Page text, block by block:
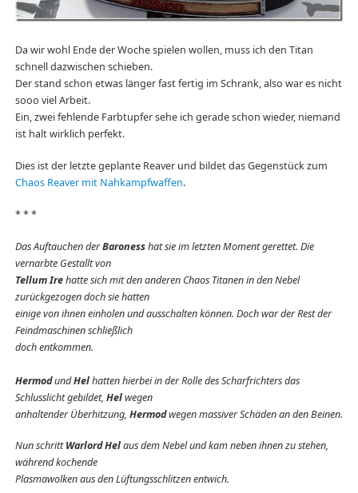
Da wir wohl Ende der Woche spielen wollen, muss ich den Titan
schnell dazwischen schieben.
Der stand schon etwas länger fast fertig im Schrank, also war es nicht
sooo viel Arbeit.
Ein, zwei fehlende Farbtupfer sehe ich gerade schon wieder, niemand
ist halt wirklich perfekt.
Dies ist der letzte geplante Reaver und bildet das Gegenstück zum
Chaos Reaver mit Nahkampfwaffen.
* * *
Das Auftauchen derBaronesshat sie im letzten Moment gerettet. Die
vernarbte Gestallt von
Tellum Irehatte sich mit den anderen Chaos Titanen in den Nebel
zurückgezogen doch sie hatten
einige von ihnen einholen und ausschalten können. Doch war der Rest der
Feindmaschinen schließlich
doch entkommen.
HermodundHelhatten hierbei in der Rolle des Scharfrichters das
Schlusslicht gebildet, Helwegen
anhaltender Überhitzung, Hermodwegen massiver Schäden an den Beinen.
Nun schrittWarlord Helaus dem Nebel und kam neben ihnen zu stehen,
während kochende
Plasmawolken aus den Lüftungsschlitzen entwich.